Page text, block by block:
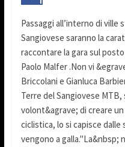
Passaggi all’interno di
Sangiovese saranno la
raccontare la gara sul
Paolo Malfer .Non vi
Briccolani e Gianluca
Terre del Sangiovese
volont&agrave; di creare
ciclistica, lo si capisce
vengono a galla."La&nbsp;